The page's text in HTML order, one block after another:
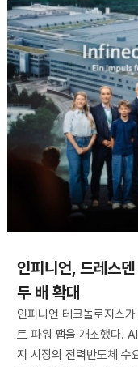
인피니언, 드레스
두 배 확대
인피니언 테크놀로지스
트 파워 팹을 개소했다.
지 시장의 전력반도체 수